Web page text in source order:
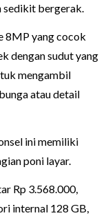
sedikit bergerak.
8MP yang cocok
dengan sudut yang
mengambil
atau detail
ini memiliki
poni layar.
Rp 3.568.000,
internal 128 GB,